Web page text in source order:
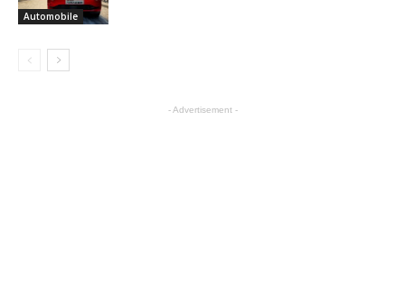
Automobile
- Advertisement -